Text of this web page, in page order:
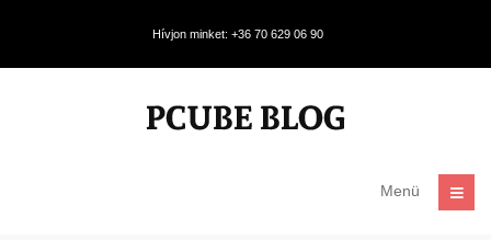
Hívjon minket: +36 70 629 06 90
Menü